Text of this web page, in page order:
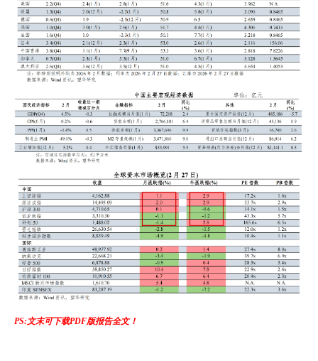
PS:文末可下载PDF版报告全文！